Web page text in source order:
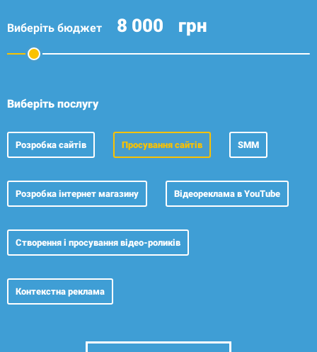
Виберіть бюджет грн
Виберіть послугу
Розробка сайтів Просування сайтів SMM
Розробка інтернет магазину Відеореклама в YouTube
Створення і просування відео-роликів
Контекстна реклама